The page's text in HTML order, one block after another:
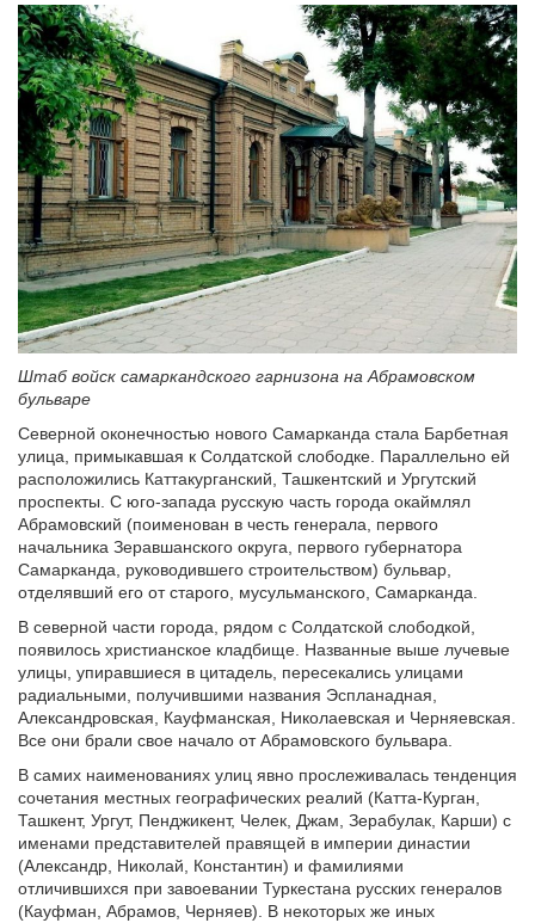
Штаб войск самаркандского гарнизона на Абрамовском
бульваре
Северной оконечностью нового Самарканда стала Барбетная
улица, примыкавшая к Солдатской слободке. Параллельно ей
расположились Каттакурганский, Ташкентский и Ургутский
проспекты. С юго-запада русскую часть города окаймлял
Абрамовский (поименован в честь генерала, первого
начальника Зеравшанского округа, первого губернатора
Самарканда, руководившего строительством) бульвар,
отделявший его от старого, мусульманского, Самарканда.
В северной части города, рядом с Солдатской слободкой,
появилось христианское кладбище. Названные выше лучевые
улицы, упиравшиеся в цитадель, пересекались улицами
радиальными, получившими названия Эспланадная,
Александровская, Кауфманская, Николаевская и Черняевская.
Все они брали свое начало от Абрамовского бульвара.
В самих наименованиях улиц явно прослеживалась тенденция
сочетания местных географических реалий (Катта-Курган,
Ташкент, Ургут, Пенджикент, Челек, Джам, Зерабулак, Карши) с
именами представителей правящей в империи династии
(Александр, Николай, Константин) и фамилиями
отличившихся при завоевании Туркестана русских генералов
(Кауфман, Абрамов, Черняев). В некоторых же иных